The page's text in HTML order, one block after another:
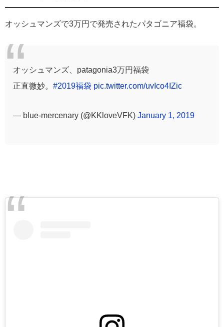
オッシュマンズで3万円で発売されたパタゴニア福袋。
オッシュマンズ、patagonia3万円福袋
正直微妙。 #2019福袋 pic.twitter.com/uvIco4IZic
— blue-mercenary (@KKloveVFK) January 1, 2019